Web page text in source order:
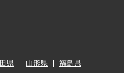
県 山形県 福島県